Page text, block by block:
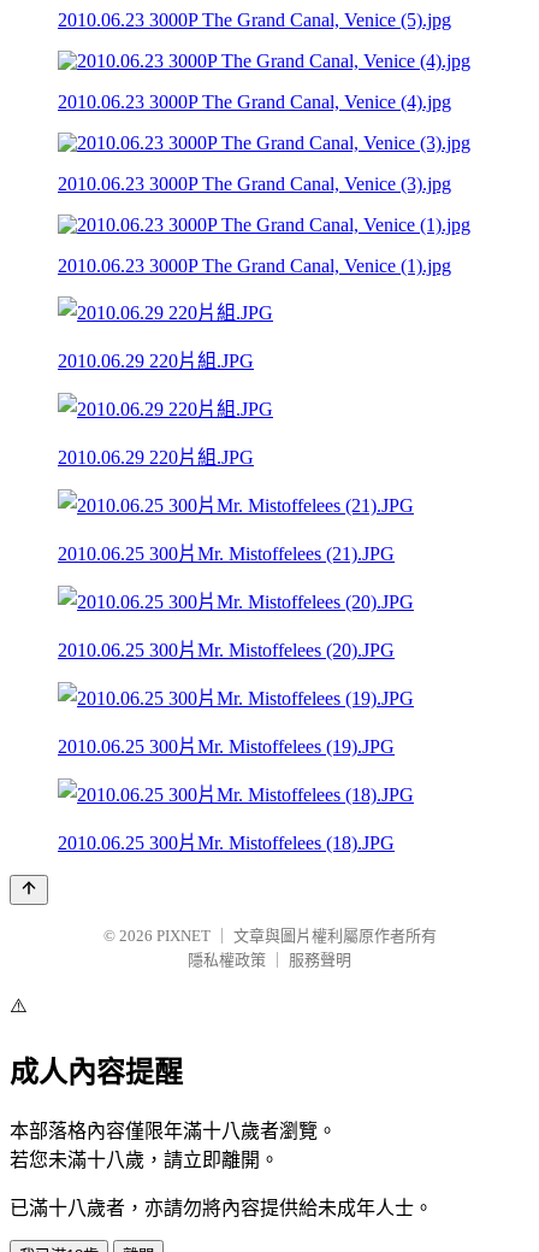
2010.06.23 3000P The Grand Canal, Venice (5).jpg
2010.06.23 3000P The Grand Canal, Venice (4).jpg
2010.06.23 3000P The Grand Canal, Venice (3).jpg
2010.06.23 3000P The Grand Canal, Venice (1).jpg
2010.06.29 220片組.JPG
2010.06.29 220片組.JPG
2010.06.25 300片Mr. Mistoffelees (21).JPG
2010.06.25 300片Mr. Mistoffelees (20).JPG
2010.06.25 300片Mr. Mistoffelees (19).JPG
2010.06.25 300片Mr. Mistoffelees (18).JPG
© 2026 PIXNET
文章與圖片權利屬原作者所有
隱私權政策
服務聲明
⚠️
成人內容提醒
本部落格內容僅限年滿十八歲者瀏覽。
若您未滿十八歲，請立即離開。
已滿十八歲者，亦請勿將內容提供給未成年人士。